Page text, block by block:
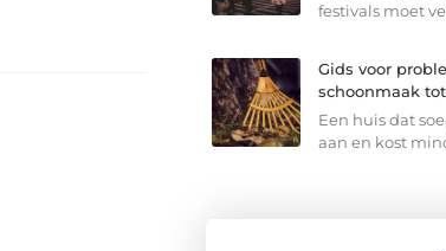
festivals moet
Gids voor
schoonmaak
Een huis dat
aan en kost